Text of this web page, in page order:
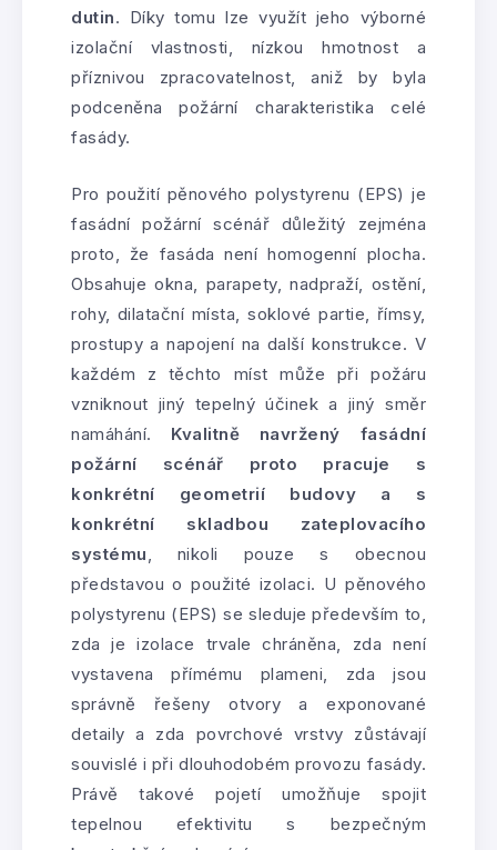
dutin. Díky tomu lze využít jeho výborné
izolační vlastnosti, nízkou hmotnost a
příznivou zpracovatelnost, aniž by byla
podceněna požární charakteristika celé
fasády.
Pro použití pěnového polystyrenu (EPS) je
fasádní požární scénář důležitý zejména
proto, že fasáda není homogenní plocha.
Obsahuje okna, parapety, nadpraží, ostění,
rohy, dilatační místa, soklové partie, římsy,
prostupy a napojení na další konstrukce. V
každém z těchto míst může při požáru
vzniknout jiný tepelný účinek a jiný směr
namáhání. Kvalitně navržený fasádní
požární scénář proto pracuje s
konkrétní geometrií budovy a s
konkrétní skladbou zateplovacího
systému, nikoli pouze s obecnou
představou o použité izolaci. U pěnového
polystyrenu (EPS) se sleduje především to,
zda je izolace trvale chráněna, zda není
vystavena přímému plameni, zda jsou
správně řešeny otvory a exponované
detaily a zda povrchové vrstvy zůstávají
souvislé i při dlouhodobém provozu fasády.
Právě takové pojetí umožňuje spojit
tepelnou efektivitu s bezpečným